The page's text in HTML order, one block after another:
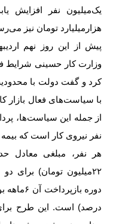
هزار‌میلیارد تومان نیز
پیش از این روز نهم
وزارت کار حسینی شرایط
کرد و گفت دولت با
با سیاست‌های فعال بازار
از جمله این سیاست‌ها،
نفر نیروی کار است که بیمه
هر نفر، مبلغی معادل
۲۲‌میلیون تومان) برای دو
دوره بازپرداخت آن ۶ماهه بوده و نرخ سود آن